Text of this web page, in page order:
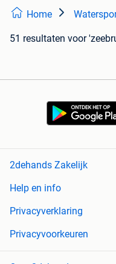
Home
51 resultaten voor
2dehands Zakelijk
Help en info
Privacyverklaring
Privacyvoorkeuren